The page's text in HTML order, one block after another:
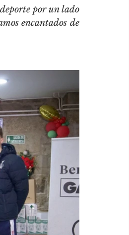
por un lado
encantados de